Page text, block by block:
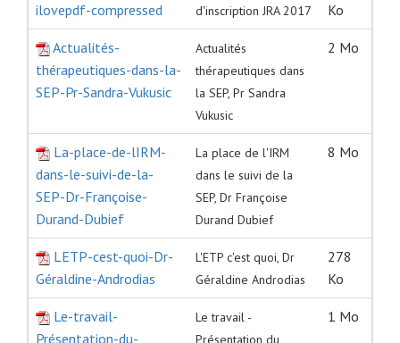
ilovepdf-compressed
d'inscription JRA 2017
Ko
Actualités-
thérapeutiques-dans-la-
SEP-Pr-Sandra-Vukusic
Actualités
thérapeutiques dans
la SEP, Pr Sandra
Vukusic
2 Mo
La-place-de-lIRM-
dans-le-suivi-de-la-
SEP-Dr-Françoise-
Durand-Dubief
La place de l'IRM
dans le suivi de la
SEP, Dr Françoise
Durand Dubief
8 Mo
LETP-cest-quoi-Dr-
Géraldine-Androdias
L'ETP c'est quoi, Dr
Géraldine Androdias
278
Ko
Le-travail-
Présentation-du-
Le travail -
Présentation du
1 Mo